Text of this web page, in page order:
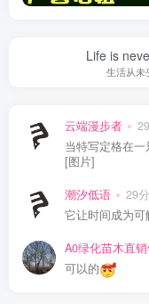
Life is
生活从未
云端漫步者
当特写定格在一
[图片]
潮汐低语 29
它让时间成为
A0绿化苗木直
可以的